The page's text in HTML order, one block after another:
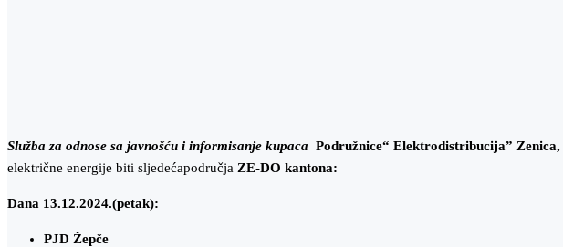
Služba za odnose sa javnošću i informisanje kupaca Podružnice“ Elektrodistribucija” Zenica,
električne energije biti sljedećapodručja ZE-DO kantona:
Dana 13.12.2024.(petak):
PJD Žepče